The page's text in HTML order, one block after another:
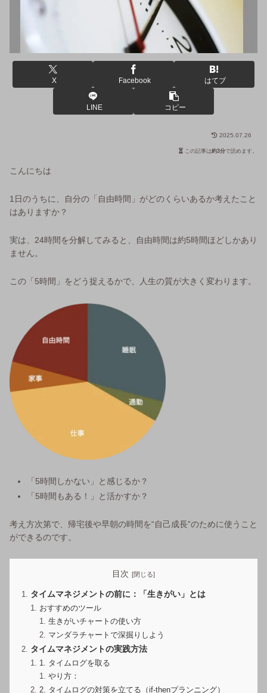
X Facebook はてブ
LINE コピー
2025.07.26
この記事は約3分で読めます。
こんにちは
1日のうちに、自分の「自由時間」がどのくらいあるか考えたこと
はありますか？
実は、24時間を分解してみると、自由時間は約5時間ほどしかあり
ません。
この「5時間」をどう捉えるかで、人生の質が大きく変わります。
「5時間しかない」と感じるか？
「5時間もある！」と活かすか？
考え方次第で、帰宅後や早朝の時間を“自己成長”のために使うこと
ができるのです。
目次
タイムマネジメントの前に：「生きがい」とは
おすすめのツール
生きがいチャートの使い方
マンダラチャートで深掘りしよう
タイムマネジメントの実践方法
1. タイムログを取る
やり方：
2. タイムログの対策を立てる（if-thenプランニング）